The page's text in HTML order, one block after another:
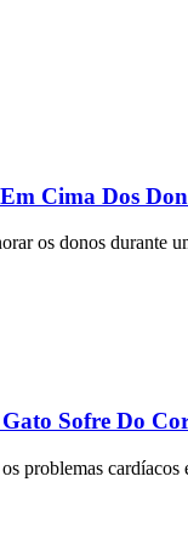
Cima Dos
os donos
Sofre Do
problemas